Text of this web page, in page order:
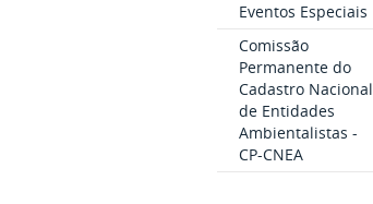
Eventos Especiais
Comissão
Permanente do
Cadastro Nacional
de Entidades
Ambientalistas -
CP-CNEA